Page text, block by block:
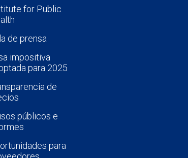
for Public
de prensa
impositiva
para 2025
de
públicos e
para